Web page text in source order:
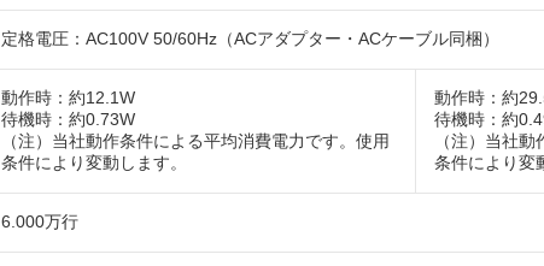
定格電圧：AC100V 50/60Hz（ACアダプター・ACケーブル同梱）
動作時：約12.1W
待機時：約0.73W
（注）当社動作条件による平均消費電力です。使用
条件により変動します。
動作時：約
待機時：約
（注）当社
条件により変
6.000万行